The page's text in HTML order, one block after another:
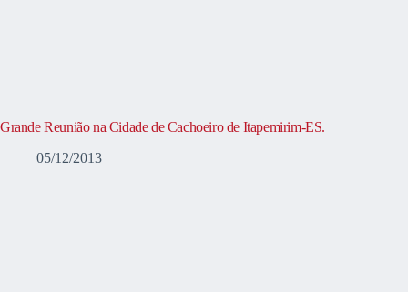
Grande Reunião na Cidade de Cachoeiro de Itapemirim-ES.
05/12/2013